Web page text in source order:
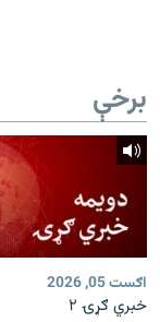
برخې
اګست 05, 2026
خبري ګړۍ ۲